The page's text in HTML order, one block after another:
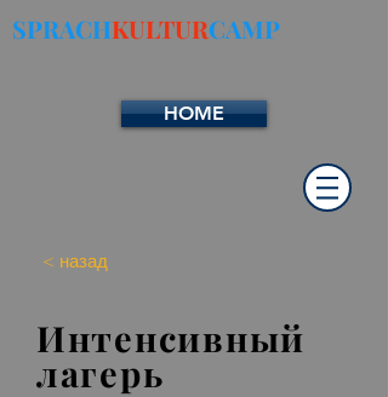
SPRACHKULTURCAMP
HOME
< назад
Интенсивный
лагерь